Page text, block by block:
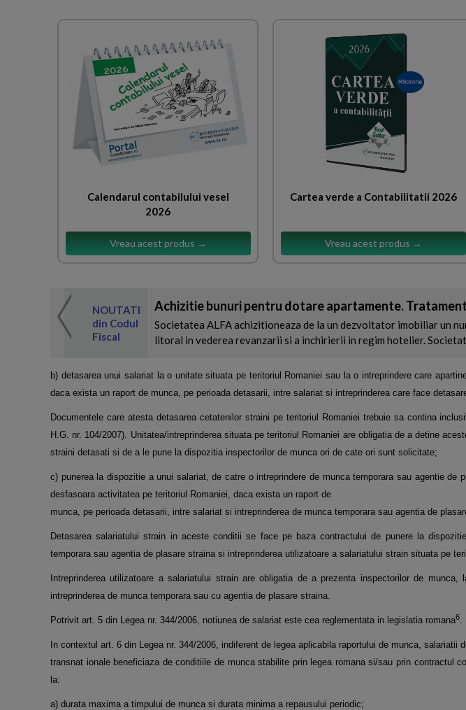
Calendarul contabilului vesel
2026
Vreau acest produs →
Cartea verde a Contabilitatii 2026
Vreau acest produs →
NOUTATI
din Codul
Fiscal
Achizitie bunuri pentru dotare apartamente.
Societatea ALFA achizitioneaza de la un dezvoltator imobiliar un
litoral in vederea revanzarii si a inchirierii in regim hotelier.
b) detasarea unui salariat la o unitate situata pe teritoriul Romaniei sau la o intreprindere care
daca exista un raport de munca, pe perioada detasarii, intre salariat si intreprinderea care face
Documentele care atesta detasarea cetatenilor straini pe teritoriul Romaniei trebuie sa contina
H.G. nr. 104/2007). Unitatea/intreprinderea situata pe teritoriul Romaniei are obligatia de a detine
straini detasati si de a le pune la dispozitia inspectorilor de munca ori de cate ori sunt solicitate;
c) punerea la dispozitie a unui salariat, de catre o intreprindere de munca temporara sau agentie de
desfasoara activitatea pe teritoriul Romaniei, daca exista un raport de
munca, pe perioada detasarii, intre salariat si intreprinderea de munca temporara sau agentia de
Detasarea salariatului strain in aceste conditii se face pe baza contractului de punere la dispozitie
temporara sau agentia de plasare straina si intreprinderea utilizatoare a salariatului strain situata pe
Intreprinderea utilizatoare a salariatului strain are obligatia de a prezenta inspectorilor de munca,
intreprinderea de munca temporara sau cu agentia de plasare straina.
Potrivit art. 5 din Legea nr. 344/2006, notiunea de salariat este cea reglementata in legislatia romana6.
In contextul art. 6 din Legea nr. 344/2006, indiferent de legea aplicabila raportului de munca, salariatii
transnat ionale beneficiaza de conditiile de munca stabilite prin legea romana si/sau prin contractul
la:
a) durata maxima a timpului de munca si durata minima a repausului periodic;